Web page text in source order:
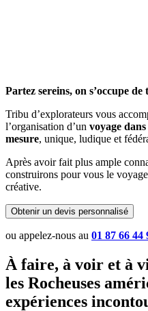
Partez sereins, on s’occupe de
Tribu d’explorateurs vous
l’organisation d’un voyage
mesure, unique, ludique et
Après avoir fait plus ample
construirons pour vous le
créative.
Obtenir un devis personnalisé
ou appelez-nous au 01 87 66 44
À faire, à voir et à
les Rocheuses
expériences